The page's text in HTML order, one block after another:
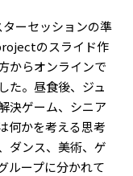
ーセッションの準
のスライド作
からオンラインで
た。昼食後、ジュ
決ゲーム、シニア
何かを考える思考
ダンス、美術、ゲ
ループに分かれて